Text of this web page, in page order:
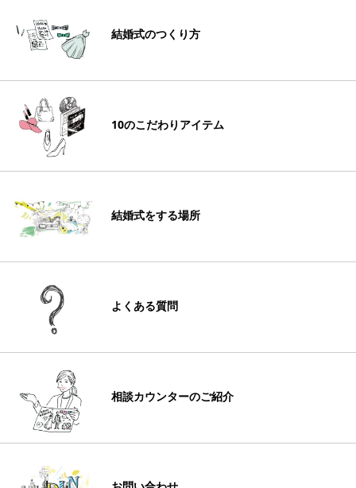
結婚式のつくり方
10のこだわりアイテム
結婚式をする場所
よくある質問
相談カウンターのご紹介